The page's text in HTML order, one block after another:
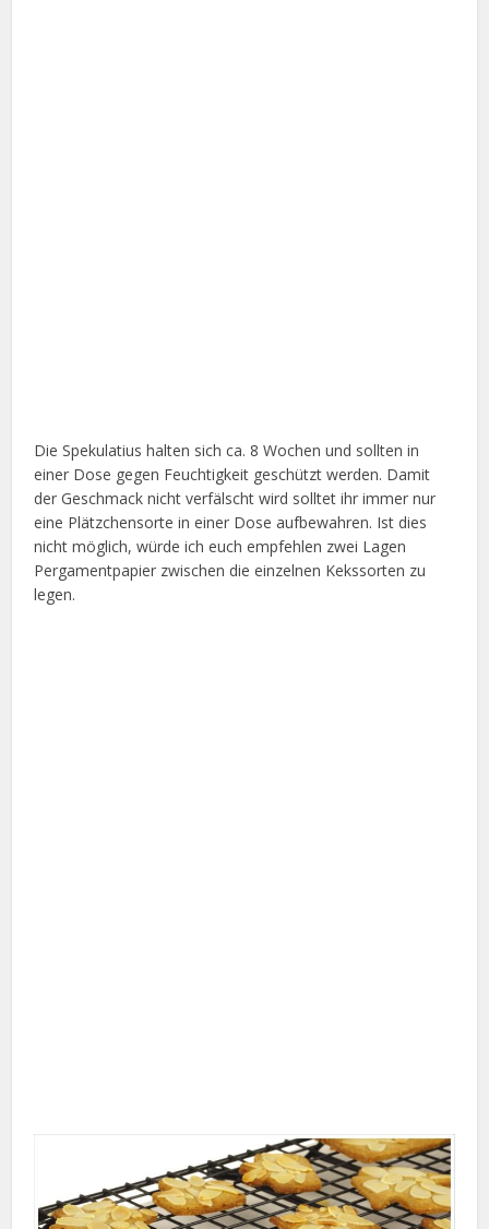
Die Spekulatius halten sich ca. 8 Wochen und sollten in
einer Dose gegen Feuchtigkeit geschützt werden. Damit
der Geschmack nicht verfälscht wird solltet ihr immer nur
eine Plätzchensorte in einer Dose aufbewahren. Ist dies
nicht möglich, würde ich euch empfehlen zwei Lagen
Pergamentpapier zwischen die einzelnen Kekssorten zu
legen.